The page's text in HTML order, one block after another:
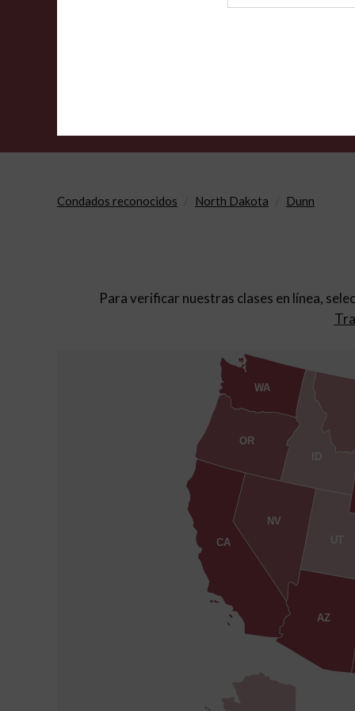
Condados reconocidos North Dakota Dunn
Para verificar nuestras clases en línea,
AZ
CA
ID
NV
OR
UT
WA